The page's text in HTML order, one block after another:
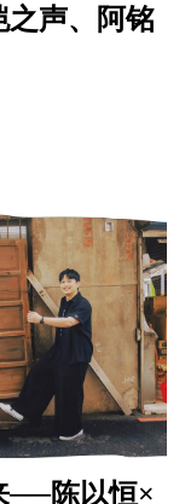
之声、阿铭
──陈以恒×